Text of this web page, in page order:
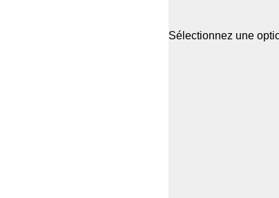
Sélectionnez une